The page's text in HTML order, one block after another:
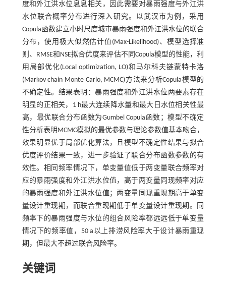
度和外江洪水位息息相关，因此需要对暴雨强度与外江洪
水位联合概率分布进行深入研究。以武汉市为例，采用
Copula函数建立小时尺度城市暴雨强度和外江洪水位的联合
分布，使用极大似然估计值(Max-Likelihood)、模型选择准
则、RMSE和NSE拟合优度来评估不同Copula模型的性能，利
用局部优化(Local optimization, LO)和马尔科夫链蒙特卡洛
(Markov chain Monte Carlo, MCMC)方法来分析Copula模型的
不确定性。结果表明：暴雨强度和外江洪水位两要素存在
明显的正相关，1 h最大连续降水量和最大日水位相关性最
高，最优联合分布函数为Gumbel Copula函数；模型不确定
性分析表明MCMC模拟的最优参数与理论参数值基本吻合，
效果明显优于局部优化算法，且模型不确定性结果与拟合
优度评价结果一致，进一步验证了联合分布函数参数的有
效性。相同频率情况下，单变量值低于两变量联合频率对
应的暴雨强度和外江洪水位值，高于两变量同现频率对应
的暴雨强度和外江洪水位值；两变量同现重现期高于单变
量设计重现期，而联合重现期低于单变量设计重现期。同
频率下的暴雨强度与水位的组合风险率都远远低于单变量
情况下的频率值，50 a以上排涝风险率大于设计暴雨重现
期，但最大不超过联合风险率。
关键词